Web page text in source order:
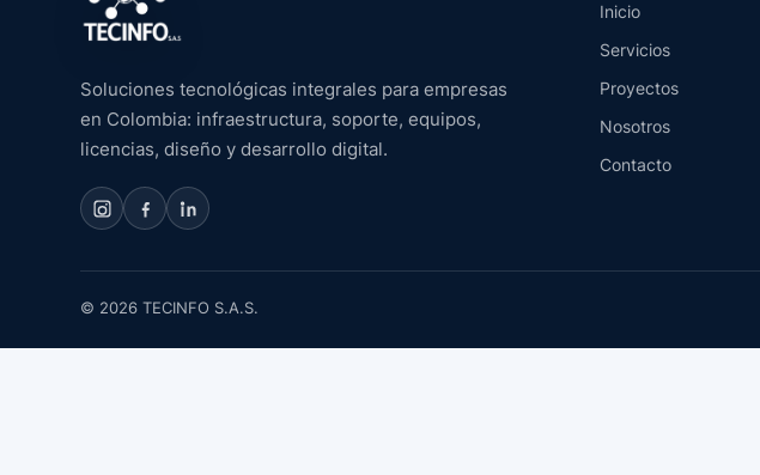
Soluciones tecnológicas integrales para empresas
en Colombia: infraestructura, soporte, equipos,
licencias, diseño y desarrollo digital.
Inicio
Servicios
Proyectos
Nosotros
Contacto
© 2026 TECINFO S.A.S.